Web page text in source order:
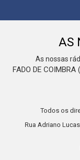
AS
As nossas
FADO DE COIMBRA
Todos os
Rua Adriano